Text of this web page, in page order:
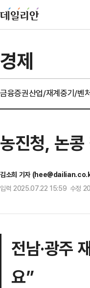
경제
금융증권산업/재계중기/벤
농진청, 논
김소희 기자
입력 2025.07.22 15:59 수정
전남·광주
요”